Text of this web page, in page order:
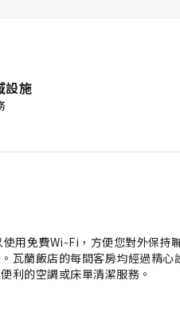
設施
用免費Wi-Fi，方便您對外保持
瓦蘭飯店的每間客房均經過精心
利的空調或床單清潔服務。